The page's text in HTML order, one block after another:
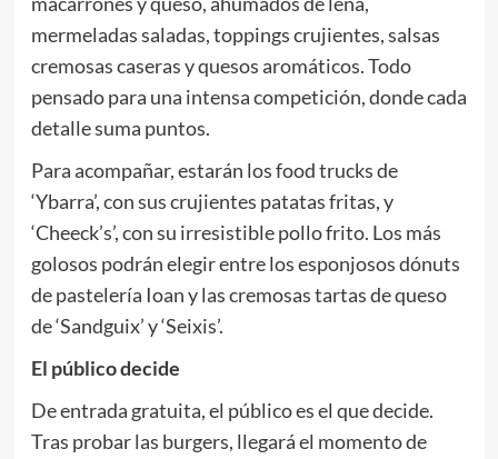
mermeladas saladas, toppings crujientes, salsas
cremosas caseras y quesos aromáticos. Todo
pensado para una intensa competición, donde cada
detalle suma puntos.
Para acompañar, estarán los food trucks de
‘Ybarra’, con sus crujientes patatas fritas, y
‘Cheeck’s’, con su irresistible pollo frito. Los más
golosos podrán elegir entre los esponjosos dónuts
de pastelería Ioan y las cremosas tartas de queso
de ‘Sandguix’ y ‘Seixis’.
El público decide
De entrada gratuita, el público es el que decide.
Tras probar las burgers, llegará el momento de